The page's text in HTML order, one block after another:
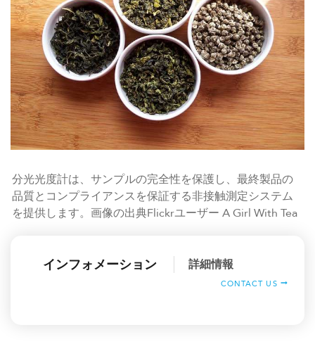
分光光度計は、サンプルの完全性を保護し、最終製品の
品質とコンプライアンスを保証する非接触測定システム
を提供します。画像の出典Flickrユーザー A Girl With Tea
インフォメーション 詳細情報
CONTACT US